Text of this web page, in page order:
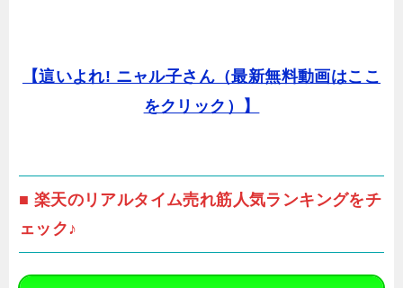
【這いよれ! ニャル子さん（最新無料動画はここ
をクリック）】
■ 楽天のリアルタイム売れ筋人気ランキングをチ
ェック♪